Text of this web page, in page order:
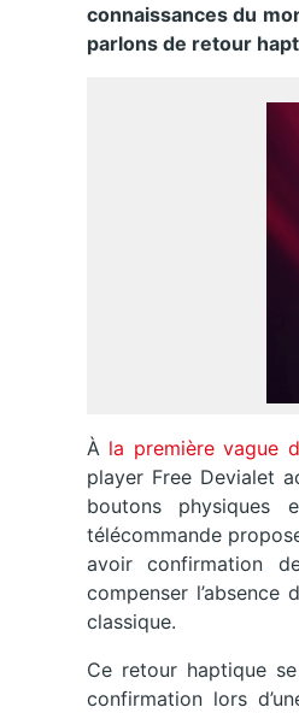
connaissances du
parlons de retour
À la première vague
player Free Devialet
boutons physiques
télécommande
avoir confirmation
compenser l’absence
classique.
Ce retour haptique
confirmation lors